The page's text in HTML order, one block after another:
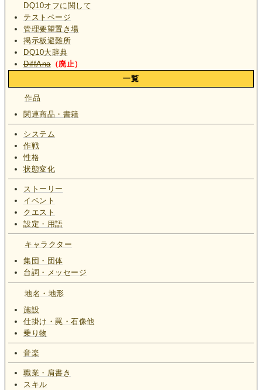
DQ10オフに関して
テストページ
管理要望置き場
掲示板避難所
DQ10大辞典
DiffAna（廃止）
一覧
作品
関連商品・書籍
システム
作戦
性格
状態変化
ストーリー
イベント
クエスト
設定・用語
キャラクター
集団・団体
台詞・メッセージ
地名・地形
施設
仕掛け・罠・石像他
乗り物
音楽
職業・肩書き
スキル